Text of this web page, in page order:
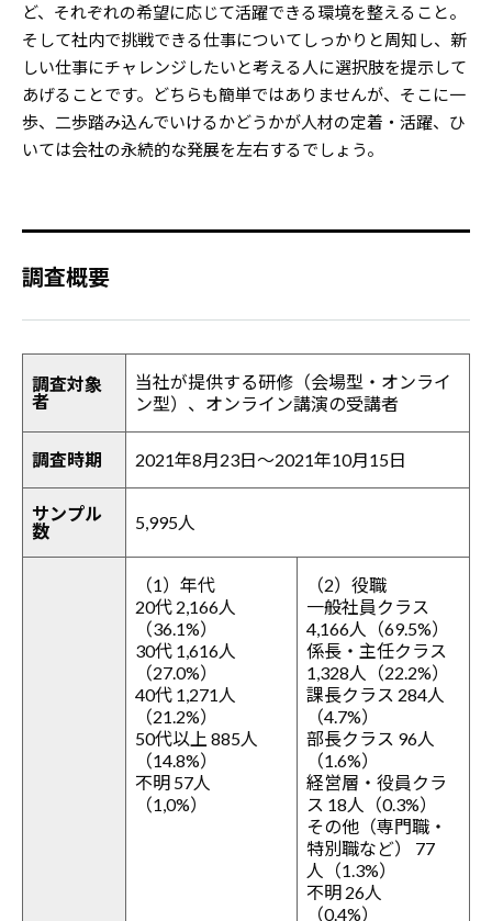
ど、それぞれの希望に応じて活躍できる環境を整えること。
そして社内で挑戦できる仕事についてしっかりと周知し、新
しい仕事にチャレンジしたいと考える人に選択肢を提示して
あげることです。どちらも簡単ではありませんが、そこに一
歩、二歩踏み込んでいけるかどうかが人材の定着・活躍、ひ
いては会社の永続的な発展を左右するでしょう。
調査概要
調査対象
者
当社が提供する研修（会場型・オンライ
ン型）、オンライン講演の受講者
調査時期 2021年8月23日～2021年10月15日
サンプル
数
5,995人
（1）年代
20代 2,166人
（36.1%）
30代 1,616人
（27.0%）
40代 1,271人
（21.2%）
50代以上 885人
（14.8%）
不明 57人
（1,0%）
（2）役職
一般社員クラス
4,166人（69.5%）
係長・主任クラス
1,328人（22.2%）
課長クラス 284人
（4.7%）
部長クラス 96人
（1.6%）
経営層・役員クラ
ス 18人（0.3%）
その他（専門職・
特別職など） 77
人（1.3%）
不明 26人
（0.4%）